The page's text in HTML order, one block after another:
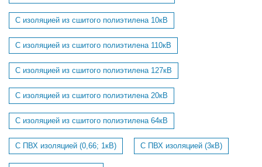
С изоляцией из сшитого полиэтилена 10кВ
С изоляцией из сшитого полиэтилена 110кВ
С изоляцией из сшитого полиэтилена 127кВ
С изоляцией из сшитого полиэтилена 20кВ
С изоляцией из сшитого полиэтилена 64кВ
С ПВХ изоляцией (0,66; 1кВ) С ПВХ изоляцией (3кВ)